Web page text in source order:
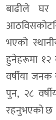
बाढीले घर
भएको
हुनेहरूमा १२
वर्षीया जनक
पुन, २८
रहनुभएको छ